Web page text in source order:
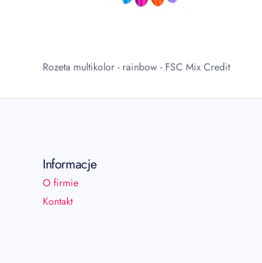
Rozeta multikolor - rainbow - FSC Mix Credit
Informacje
O firmie
Kontakt